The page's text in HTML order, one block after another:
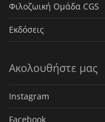
Φιλοζωική Ομάδα CGS
Εκδόσεις
Ακολουθήστε μας
Instagram
Facebook